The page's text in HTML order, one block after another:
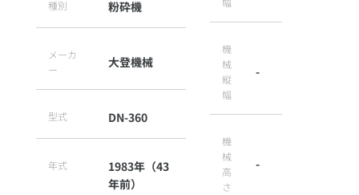
種別 粉砕機
メーカ
ー
大登機械
型式 DN-360
年式
1983年（43
年前）
機
械
縦
幅
-
機
械
高
さ
-